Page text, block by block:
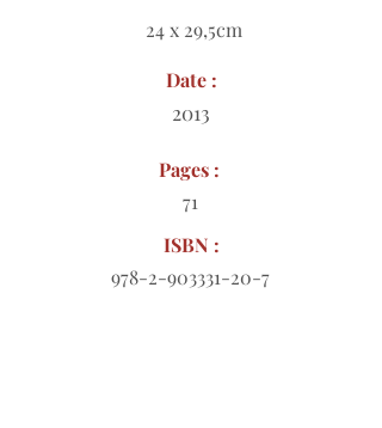
24 x 29,5cm
Date :
2013
Pages :
71
ISBN :
978-2-903331-20-7